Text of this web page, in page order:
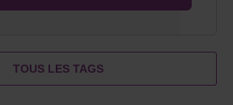
TOUS LES TAGS